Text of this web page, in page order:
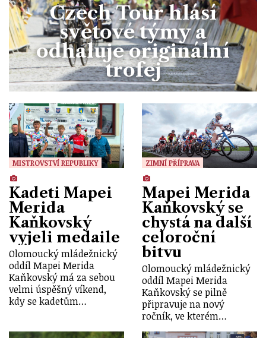
Czech Tour hlásí
světové týmy a
odhaluje originální
trofej
MISTROVSTVÍ REPUBLIKY
Kadeti Mapei
Merida
Kaňkovský
vyjeli medaile
Olomoucký mládežnický
oddíl Mapei Merida
Kaňkovský má za sebou
velmi úspěšný víkend,
kdy se kadetům…
ZIMNÍ PŘÍPRAVA
Mapei Merida
Kaňkovský se
chystá na další
celoroční
bitvu
Olomoucký mládežnický
oddíl Mapei Merida
Kaňkovský se pilně
připravuje na nový
ročník, ve kterém…